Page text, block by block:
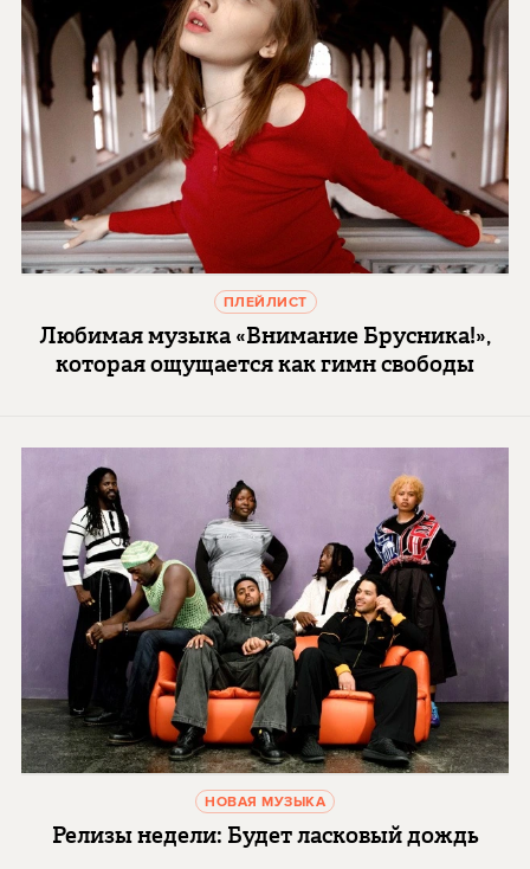
ПЛЕЙЛИСТ
Любимая музыка «Внимание Брусника!»,
которая ощущается как гимн свободы
НОВАЯ МУЗЫКА
Релизы недели: Будет ласковый дождь